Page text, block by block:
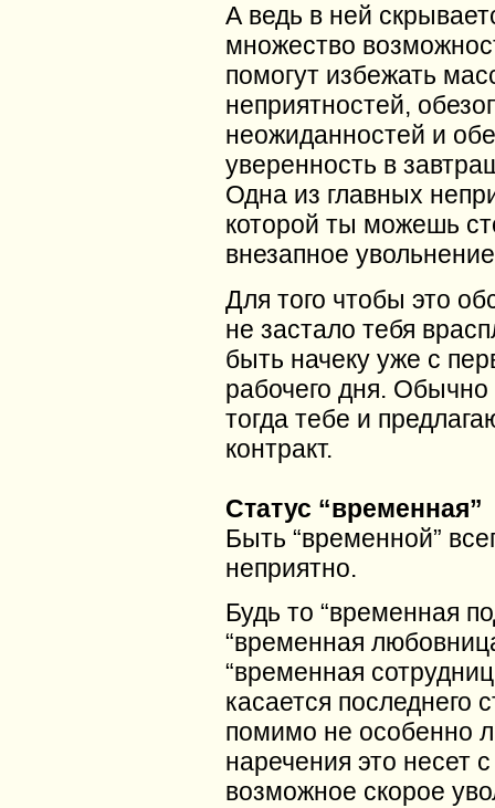
А ведь в ней
множество
помогут избежать
неприятностей,
неожиданностей и
уверенность в
Одна из главных
которой ты можешь
внезапное
Для того чтобы это
не застало тебя
быть начеку уже с
рабочего дня.
тогда тебе и
контракт.
Статус “временная”
Быть “временной”
неприятно.
Будь то “временная
“временная
“временная
касается последнего
помимо не особенно
наречения это несет
возможное скорое